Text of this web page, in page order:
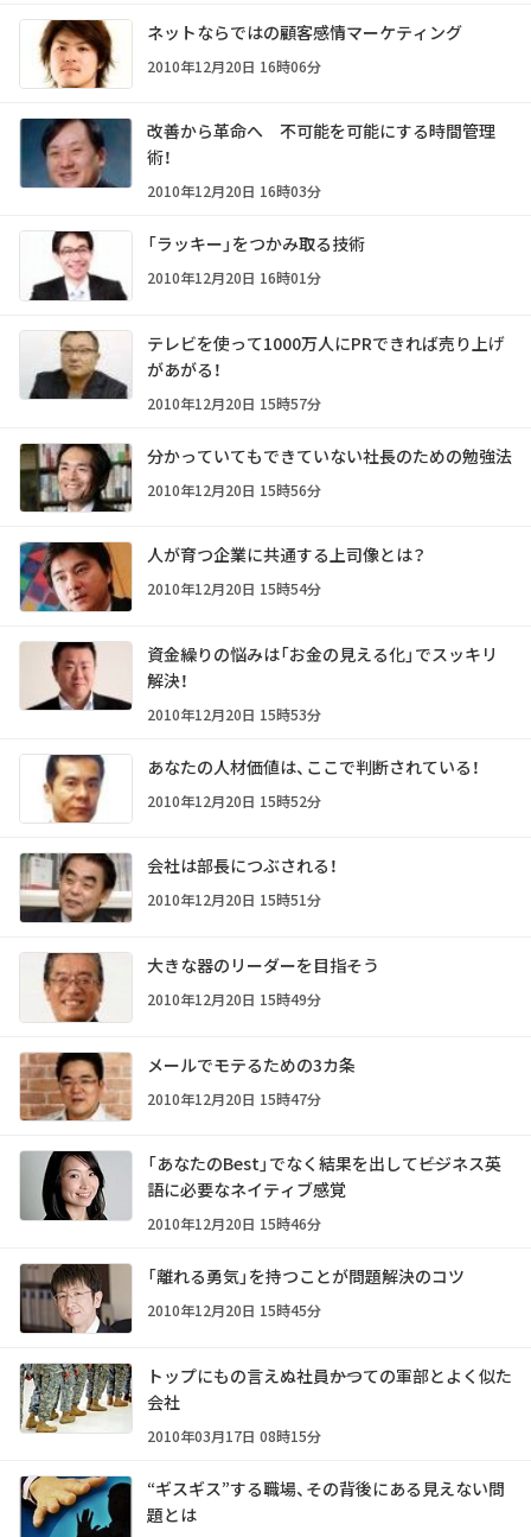
ネットならではの顧客感情マーケティング
2010年12月20日 16時06分
改善から革命へ 不可能を可能にする時間管理
術！
2010年12月20日 16時03分
「ラッキー」をつかみ取る技術
2010年12月20日 16時01分
テレビを使って1000万人にPRできれば売り上げ
があがる！
2010年12月20日 15時57分
分かっていてもできていない社長のための勉強法
2010年12月20日 15時56分
人が育つ企業に共通する上司像とは？
2010年12月20日 15時54分
資金繰りの悩みは「お金の見える化」でスッキリ
解決！
2010年12月20日 15時53分
あなたの人材価値は、ここで判断されている！
2010年12月20日 15時52分
会社は部長につぶされる！
2010年12月20日 15時51分
大きな器のリーダーを目指そう
2010年12月20日 15時49分
メールでモテるための3カ条
2010年12月20日 15時47分
「あなたのBest」でなく結果を出して――ビジネス英
語に必要なネイティブ感覚
2010年12月20日 15時46分
「離れる勇気」を持つことが問題解決のコツ
2010年12月20日 15時45分
トップにもの言えぬ社員――かつての軍部とよく似た
会社
2010年03月17日 08時15分
“ギスギス”する職場、その背後にある見えない問
題とは